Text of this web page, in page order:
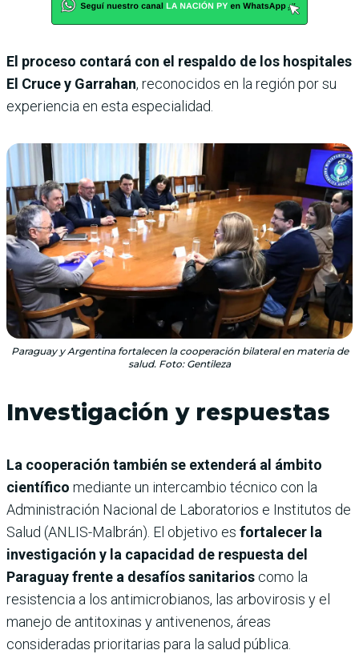
El proceso contará con el respaldo de los hospitales
El Cruce y Garrahan, reconocidos en la región por su
experiencia en esta especialidad.
Paraguay y Argentina fortalecen la cooperación bilateral en materia de
salud. Foto: Gentileza
Investigación y respuestas
La cooperación también se extenderá al ámbito
científico mediante un intercambio técnico con la
Administración Nacional de Laboratorios e Institutos de
Salud (ANLIS-Malbrán). El objetivo es fortalecer la
investigación y la capacidad de respuesta del
Paraguay frente a desafíos sanitarios como la
resistencia a los antimicrobianos, las arbovirosis y el
manejo de antitoxinas y antivenenos, áreas
consideradas prioritarias para la salud pública.